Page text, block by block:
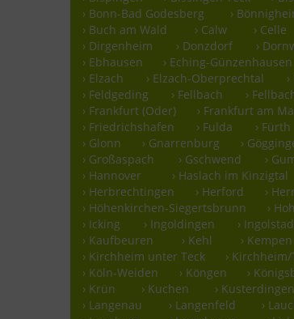
› Bonn-Bad Godesberg
›
› Buch am Wald
› Calw › Celle
› Dirgenheim
› Donzdorf ›
› Ebhausen
› Eching-Günzenhausen
› Elzach
› Elzach-Oberprechtal
› Feldgeding
› Fellbach ›
› Frankfurt (Oder)
› Frankfurt am
› Friedrichshafen
› Fulda › Fürth
› Glonn
› Gnarrenburg ›
› Großaspach
› Gschwend ›
› Hannover
› Haslach im Kinzigtal
› Herbrechtingen
› Herford ›
› Höhenkirchen-Siegertsbrunn
›
› Icking
› Ingoldingen ›
› Kaufbeuren
› Kehl › Kempen
› Kirchheim unter Teck
› Kirchheim/
› Köln-Weiden
› Köngen ›
› Krün
› Kuchen › Kusterdingen
› Langenau
› Langenfeld ›